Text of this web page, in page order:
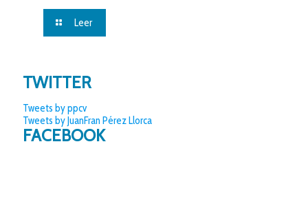
Leer
TWITTER
Tweets by ppcv
Tweets by JuanFran Pérez Llorca
FACEBOOK